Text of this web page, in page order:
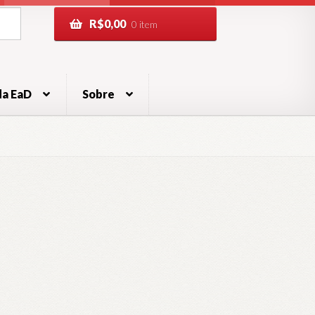
R$0,00 0 item
EaD Sobre